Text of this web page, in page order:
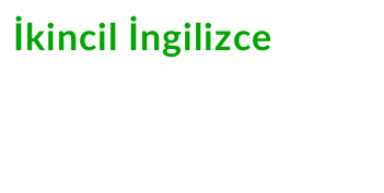
İkincil İngilizce